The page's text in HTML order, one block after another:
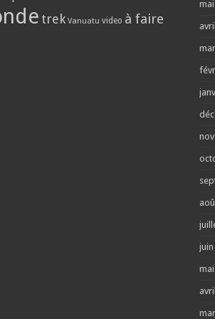
trek Vanuatu video à faire